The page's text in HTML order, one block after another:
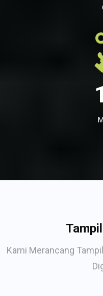
Kami Merancang